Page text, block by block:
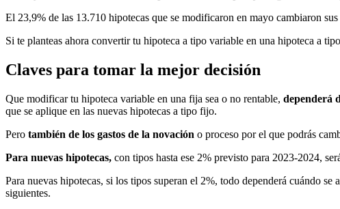
El 23,9% de las 13.710 hipotecas que se modificaron en mayo cambiaron sus
Si te planteas ahora convertir tu hipoteca a tipo variable en una hipoteca a
Claves para tomar la mejor decisión
Que modificar tu hipoteca variable en una fija sea o no rentable, dependerá
que se aplique en las nuevas hipotecas a tipo fijo.
Pero también de los gastos de la novación o proceso por el que podrás
Para nuevas hipotecas, con tipos hasta ese 2% previsto para 2023-2024,
Para nuevas hipotecas, si los tipos superan el 2%, todo dependerá cuándo
siguientes.